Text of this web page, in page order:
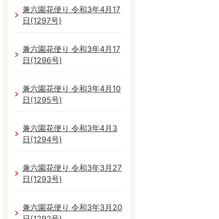
兼六園花便り 令和3年4月17
日(1297号)
兼六園花便り 令和3年4月17
日(1296号)
兼六園花便り 令和3年4月10
日(1295号)
兼六園花便り 令和3年4月3
日(1294号)
兼六園花便り 令和3年3月27
日(1293号)
兼六園花便り 令和3年3月20